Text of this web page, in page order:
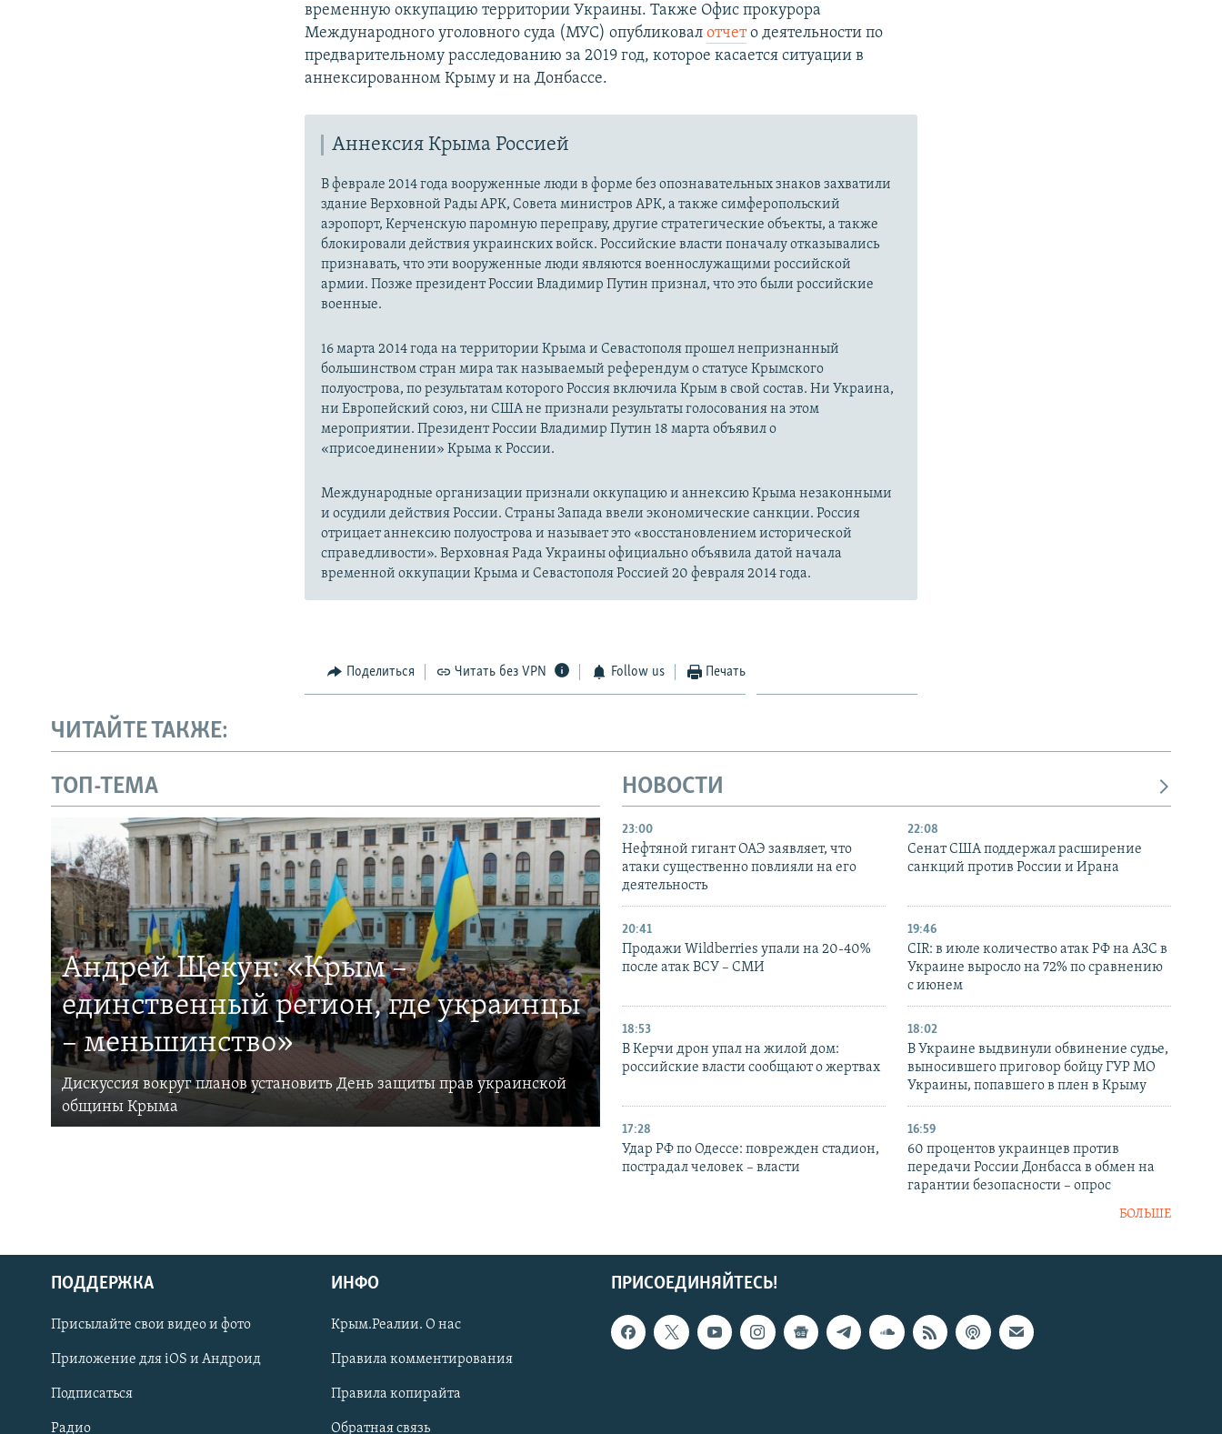
Українською
Qırımtatar
ПРИСОЕДИНЯЙТЕСЬ!
временную оккупацию территории Украины. Также Офис прокурора
Международного уголовного суда (МУС) опубликовалотчето деятельности по
предварительному расследованию за 2019 год, которое касается ситуации в
аннексированном Крыму и на Донбассе.
Аннексия Крыма Россией
В феврале 2014 года вооруженные люди в форме без опознавательных знаков захватили
здание Верховной Рады АРК, Совета министров АРК, а также симферопольский
аэропорт, Керченскую паромную переправу, другие стратегические объекты, а также
блокировали действия украинских войск. Российские власти поначалу отказывались
признавать, что эти вооруженные люди являются военнослужащими российской
армии. Позже президент России Владимир Путин признал, что это были российские
военные.
16 марта 2014 года на территории Крыма и Севастополя прошел непризнанный
большинством стран мира так называемый референдум о статусе Крымского
полуострова, по результатам которого Россия включила Крым в свой состав. Ни Украина,
ни Европейский союз, ни США не признали результаты голосования на этом
мероприятии. Президент России Владимир Путин 18 марта объявил о
«присоединении» Крыма к России.
Международные организации признали оккупацию и аннексию Крыма незаконными
и осудили действия России. Страны Запада ввели экономические санкции. Россия
отрицает аннексию полуострова и называет это «восстановлением исторической
справедливости». Верховная Рада Украины официально объявила датой начала
временной оккупации Крыма и Севастополя Россией 20 февраля 2014 года.
Поделиться Читать без VPN Follow us Печать
ЧИТАЙТЕ ТАКЖЕ:
ТОП-ТЕМА
Андрей Щекун: «Крым –
единственный регион, где украинцы
– меньшинство»
Дискуссия вокруг планов установить День защиты прав украинской
общины Крыма
НОВОСТИ
23:00
Нефтяной гигант ОАЭ заявляет, что
атаки существенно повлияли на его
деятельность
22:08
Сенат США поддержал расширение
санкций против России и Ирана
20:41
Продажи Wildberries упали на 20-40%
после атак ВСУ – СМИ
19:46
CIR: в июле количество атак РФ на АЗС в
Украине выросло на 72% по сравнению
с июнем
18:53
В Керчи дрон упал на жилой дом:
российские власти сообщают о жертвах
18:02
В Украине выдвинули обвинение судье,
выносившего приговор бойцу ГУР МО
Украины, попавшего в плен в Крыму
17:28
Удар РФ по Одессе: поврежден стадион,
пострадал человек – власти
16:59
60 процентов украинцев против
передачи России Донбасса в обмен на
гарантии безопасности – опрос
БОЛЬШЕ
ПРИСОЕДИНЯЙТЕСЬ!
ПОДДЕРЖКА
Присылайте свои видео и фото
Приложение для iOS и Андроид
Подписаться
Радио
ИНФО
Крым.Реалии. О нас
Правила комментирования
Правила копирайта
Обратная связь